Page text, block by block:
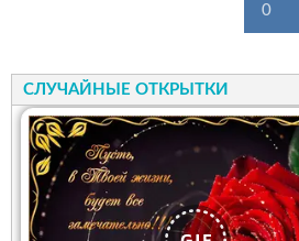
0
СЛУЧАЙНЫЕ ОТКРЫТКИ